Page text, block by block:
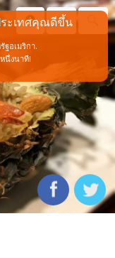
ระเทศคุณดีขึ้น
ฐอเมริกา.
นึ่งนาที!